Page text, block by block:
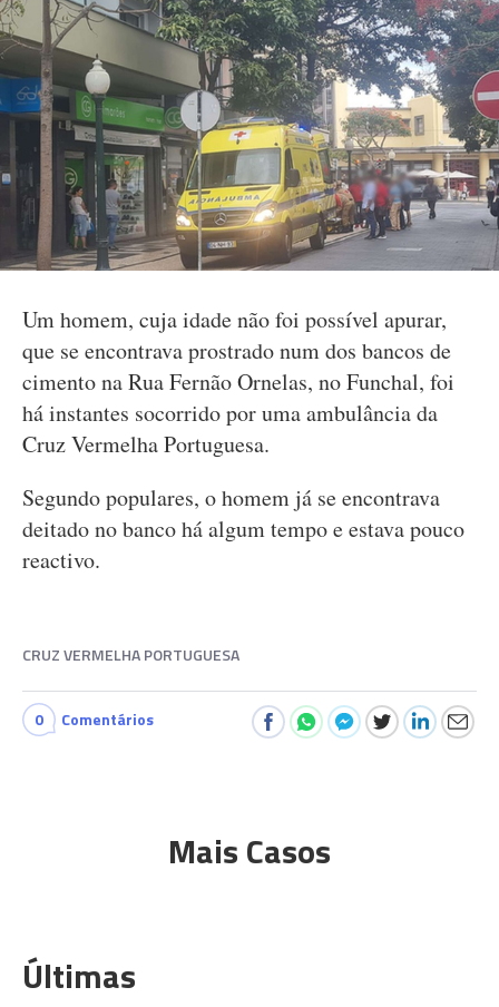
Um homem, cuja idade não foi possível apurar,
que se encontrava prostrado num dos bancos de
cimento na Rua Fernão Ornelas, no Funchal, foi
há instantes socorrido por uma ambulância da
Cruz Vermelha Portuguesa.
Segundo populares, o homem já se encontrava
deitado no banco há algum tempo e estava pouco
reactivo.
CRUZ VERMELHA PORTUGUESA
0 Comentários
Mais Casos
Últimas